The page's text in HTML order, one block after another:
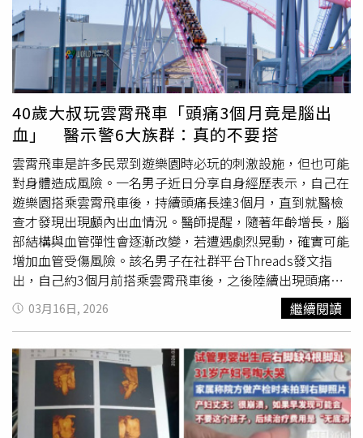
成壓力，但他認為，對頂端客而言，貸款並非首要考量，決
定出手的關鍵在於產品的「絕對稀缺性」與「精準定位」。
王志祥觀察，這群客戶追求的是「比現有住家更高規格」的
升級體驗，例如國際級的團隊，或是豪宅車道的坡道比需達
到1:10至1:12，車位寬度至少2.75米…等細節規畫；此外，
比起單戶300坪的規劃，每戶約100坪、一次購入多戶的配
置更能精準切中這類客戶的需求。總結來看北市豪宅市場，
建商對產品細節的掌握度與定位策略，才是能否在高端住宅
市場脫穎而出的關鍵。
區核心買一間小兩房的預算，在此區域幾乎可以換到更大的
坪數或更寬裕的生活品質，且省下的房貸支出，正是對抗通
膨、彈性配置資金的最佳利器。理銘開發與昌益事業群於南
台南副都心生活圈傾力打造的造鎮計畫，生活半徑內涵蓋了
雙軌交通，以及未來的好市多、小巨蛋開發案與既有商業機
能，對於剛需市場而言，具備極佳的居住性與品牌力支撐，
在利多尚未全數兌現、房價仍處於相對低點的此刻，佈局台
南最精華的開發版圖，不僅是選擇一種高品質的生活方式，
更是精準卡位台南下一個黃金十年的發展核心。市場專家提
醒，地產開發的價值取決於公共建設的密度與資本投入。隨
著 2030 軌道經濟紅利兌現、重大建設陸續到位，這種「一
線之隔、單價差十幾萬」的 畸形斷層將會迅速補平。目前仁
德緊鄰東區路段的 2 字頭基期，極可能是入席台南核心圈最
後的「絕版門檻」。理銘開發、昌益建設布局南台南副都
心，「南青山」卡位城市發展軸線。（圖／台南市運動藝文
休閒園區BOT案示意圖，台南市政府提供）
愈發嚴重。男子發病2個月後，他腦中病態的想法演變成不
可動搖的「堅定信念」，就醫時，他向醫師表示，這種「變
身」的感覺從下半身開始，逐漸蔓延至軀幹與臉部。最令醫
療團隊驚訝的是，患者宣稱在照鏡子時，自己看到的不再是
人類容貌，而是一個完整的水牛軀體。為了擺脫這種恐怖的
變身感，男子甚至會憤怒地對「鏡中水牛」咆哮並施加暴
力，認為是對方奪走了他的靈魂與肉體。隨著病情惡化，患
者的行為舉止完全脫離人類常軌，他開始採取四肢著地的方
式行走，並不時做出如牛般的擺頭與點頭動作，甚至在用餐
時間要求家人餵食青草。儘管男子內心深處仍保有微弱的人
類意識，但其大腦已被「水牛佔領身體」的錯覺完全主導。
家人起初尋求民俗療法補救無效，眼見他生活無法自理且精
神崩潰，才趕緊將其送往醫院精神科接受專業診治。醫療團
隊在初步評估中，排除其腦部器質性病變，CT斷層掃描顯
示大腦構造正常。最終醫師確診該男子患有具備妄想特質的
「身體
恐懼症」（Body Dysmorphic Disorder）以及
嚴重的強迫症（OCD）。這類病症通常會讓患者深信自己正
在轉化為狼或其他兇猛野獸，而此個案則是醫學史上首次記
錄到以「水牛」為轉化對象的特殊案例。針對此罕見個案，
醫院採用調節神經傳導物質的藥物進行治療，透過降低多巴
胺水平來阻斷大腦中反覆迴圈的錯誤資訊，防止妄想持續加
深。經過6個月的藥物干預與追蹤，該男子的強迫清洗行為
40歲大叔玩雲霄飛車「頭痛3個月竟是腦出
血」 醫示警6大族群：真的不要搭
雲霄飛車是許多民眾到遊樂園時必玩的刺激設施，但也可能
對身體造成風險。一名男子近日分享自身經歷表示，自己在
遊樂園搭乘雲霄飛車後，持續頭痛長達3個月，直到就醫檢
查才發現出現顱內出血情況。醫師提醒，隨著年齡增長，腦
部結構與血管彈性會逐漸改變，若遭遇劇烈晃動，確實可能
增加血管受傷風險。該名男子在社群平台Threads發文指
出，自己約3個月前搭乘雲霄飛車後，之後陸續出現頭痛症
狀，情況持續未改善，因此前往醫院檢查。經檢查後，醫師
診斷為「左側顱內慢性硬腦膜下出血」。他在貼文中分享自
身經歷，「奉勸大家年過40，不要坐雲霄飛車。陸續痛了三
個月找到原因腦內出血，可不是開玩笑的。」貼文曝光後，
不少網友也分享類似情況。「我50多歲了，一月和女兒去法
國迪士尼，玩倒旋轉的飛車，當下沒感覺，回國後有天突然
視網膜破裂出血；又有一天突然天旋地轉，檢查後耳石脫
03月16日, 2026 繼續閱讀